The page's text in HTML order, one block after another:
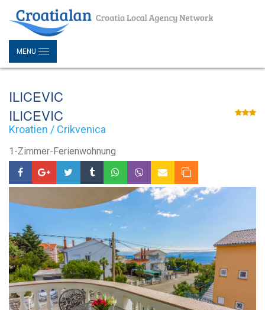
MENU
ILICEVIC
ILICEVIC
Kroatien / Crikvenica
1-Zimmer-Ferienwohnung